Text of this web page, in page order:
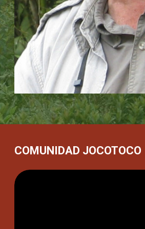
su crecimiento profesional y el
avancen hacia funciones cada
Posteriormente, utilizamos
monitorear y evaluar nuestro
permite ampliar nuestro trabajo a
paisajes regionales.
COMUNIDAD JOCOTOCO